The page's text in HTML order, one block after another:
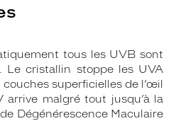
tous les UVB sont
Le cristallin stoppe les UVA
superficielles de l’œil
arrive malgré tout jusqu’à la
Dégénérescence Maculaire